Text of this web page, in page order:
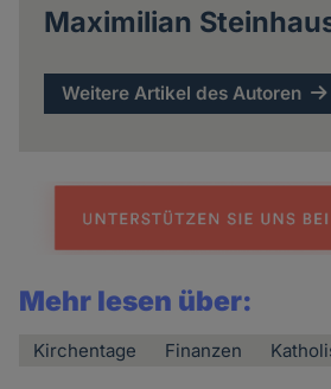
Maximilian
Weitere Artikel des Autoren
Mehr lesen über:
Kirchentage Finanzen